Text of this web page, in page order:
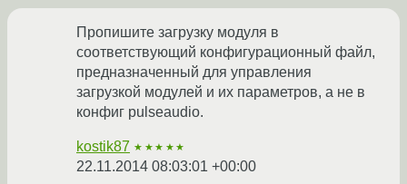
Пропишите загрузку модуля в
соответствующий конфигурационный файл,
предназначенный для управления
загрузкой модулей и их параметров, а не в
конфиг pulseaudio.
kostik87 ★★★★★
22.11.2014 08:03:01 +00:00